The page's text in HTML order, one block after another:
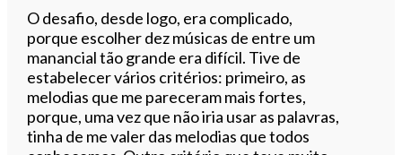
O desafio, desde logo, era complicado,
porque escolher dez músicas de entre um
manancial tão grande era difícil. Tive de
estabelecer vários critérios: primeiro, as
melodias que me pareceram mais fortes,
porque, uma vez que não iria usar as palavras,
tinha de me valer das melodias que todos